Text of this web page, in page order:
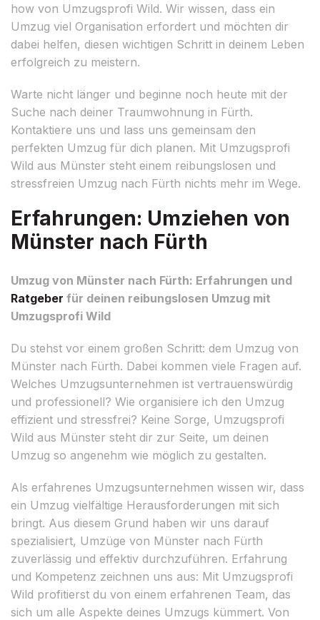
how von Umzugsprofi Wild. Wir wissen, dass ein
Umzug viel Organisation erfordert und möchten dir
dabei helfen, diesen wichtigen Schritt in deinem Leben
erfolgreich zu meistern.
Warte nicht länger und beginne noch heute mit der
Suche nach deiner Traumwohnung in Fürth.
Kontaktiere uns und lass uns gemeinsam den
perfekten Umzug für dich planen. Mit Umzugsprofi
Wild aus Münster steht einem reibungslosen und
stressfreien Umzug nach Fürth nichts mehr im Wege.
Erfahrungen: Umziehen von
Münster nach Fürth
Umzug von Münster nach Fürth: Erfahrungen und
Ratgeber für deinen reibungslosen Umzug mit
Umzugsprofi Wild
Du stehst vor einem großen Schritt: dem Umzug von
Münster nach Fürth. Dabei kommen viele Fragen auf.
Welches Umzugsunternehmen ist vertrauenswürdig
und professionell? Wie organisiere ich den Umzug
effizient und stressfrei? Keine Sorge, Umzugsprofi
Wild aus Münster steht dir zur Seite, um deinen
Umzug so angenehm wie möglich zu gestalten.
Als erfahrenes Umzugsunternehmen wissen wir, dass
ein Umzug vielfältige Herausforderungen mit sich
bringt. Aus diesem Grund haben wir uns darauf
spezialisiert, Umzüge von Münster nach Fürth
zuverlässig und effektiv durchzuführen. Erfahrung
und Kompetenz zeichnen uns aus: Mit Umzugsprofi
Wild profitierst du von einem erfahrenen Team, das
sich um alle Aspekte deines Umzugs kümmert. Von